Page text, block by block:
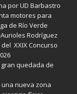
por UD Barbastro
motores para
de Río Verde
Rodríguez
XXIX Concurso
quedada de
una nueva zona